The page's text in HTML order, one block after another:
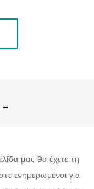
μας θα έχετε τη
ενημερωμένοι για